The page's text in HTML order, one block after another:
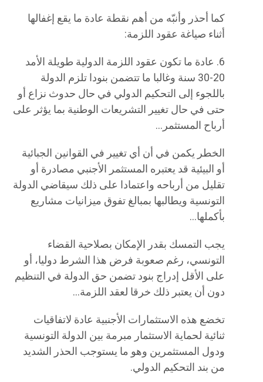
كما أحذر وأنبّه من أهم نقطة عادة ما يقع إغفالها
أثناء صياغة عقود اللزمة:
6. عادة ما تكون عقود اللزمة الدولية طويلة الأمد
20-30 سنة وغالبا ما تتضمن بنودا تلزم الدولة
باللجوء إلى التحكيم الدولي في حال حدوث نزاع أو
حتى في حال تغيير التشريعات الوطنية بما يؤثر على
أرباح المستثمر…
​الخطر يكمن في أن أي تغيير في القوانين الجبائية
أو البيئية قد يعتبره المستثمر الأجنبي مصادرة أو
تقليل من أرباحه واعتمادا على ذلك سيقاضي الدولة
التونسية ويطالبها بمبالغ تفوق ميزانيات مشاريع
بأكملها…
يجب التمسك بقدر الإمكان بصلاحية القضاء
التونسي، رغم صعوبة فرض هذا الشرط دوليا، أو
على الأقل إدراج بنود تضمن حق الدولة في التنظيم
دون أن يعتبر ذلك خرقا لعقد اللزمة…
تخضع هذه الاستثمارات الأجنبية عادة لاتفاقيات
ثنائية لحماية الاستثمار مبرمة بين الدولة التونسية
ودول المستثمرين وهو ما يستوجب الحذر الشديد
من بند التحكيم الدولي.